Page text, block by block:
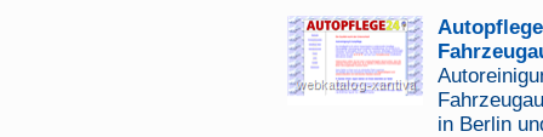
in Berlin